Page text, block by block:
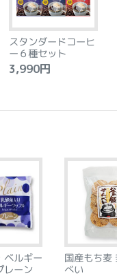
スタンダードコーヒ
ー６種セット
3,990円
ベルギー
レーン
国産もち麦
べい